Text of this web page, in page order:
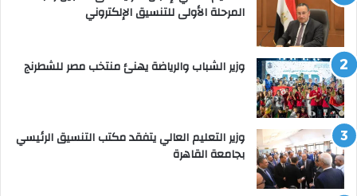
المرحلة الأولى للتنسيق الإلكتروني
وزير الشباب والرياضة يهنئ منتخب مصر للشطرنج
وزير التعليم العالي يتفقد مكتب التنسيق الرئيسي
بجامعة القاهرة